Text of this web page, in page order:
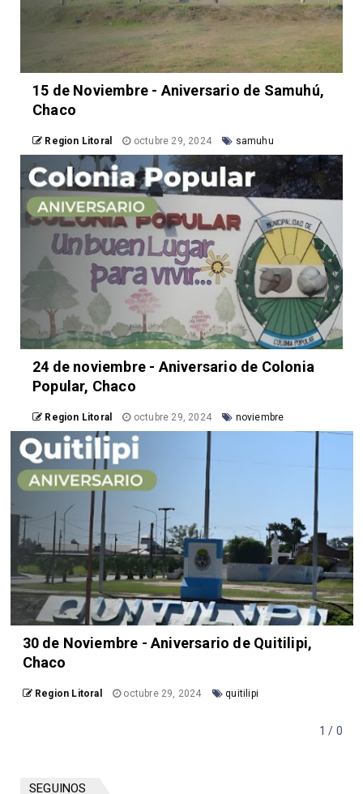
15 de Noviembre - Aniversario de Samuhú,
Chaco
Region Litoral octubre 29, 2024 samuhu
24 de noviembre - Aniversario de Colonia
Popular, Chaco
Region Litoral octubre 29, 2024 noviembre
30 de Noviembre - Aniversario de Quitilipi,
Chaco
Region Litoral octubre 29, 2024 quitilipi
1 / 0
SEGUINOS